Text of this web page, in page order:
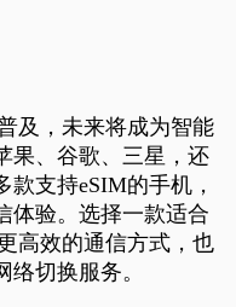
及，未来将成为智能
果、谷歌、三星，还
款支持eSIM的手机，
体验。选择一款适合
高效的通信方式，也
切换服务。